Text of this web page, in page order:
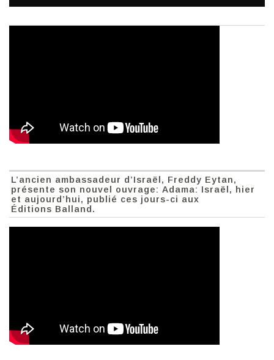
L’ancien ambassadeur d’Israël, Freddy Eytan,
présente son nouvel ouvrage: Adama: Israël, hier
et aujourd’hui, publié ces jours-ci aux
Éditions Balland.